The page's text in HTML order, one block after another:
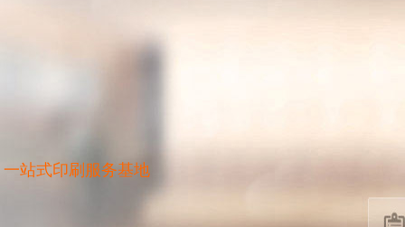
一站式印刷服务基地